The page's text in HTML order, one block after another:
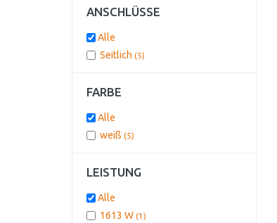
ANSCHLÜSSE
Alle
Seitlich (5)
FARBE
Alle
weiß (5)
LEISTUNG
Alle
1613 W (1)